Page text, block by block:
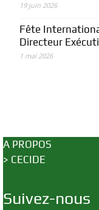
19 juin 2026
Fête
Directeur
1 mai 2026
A PROPOS
> CECIDE
Suivez-nous